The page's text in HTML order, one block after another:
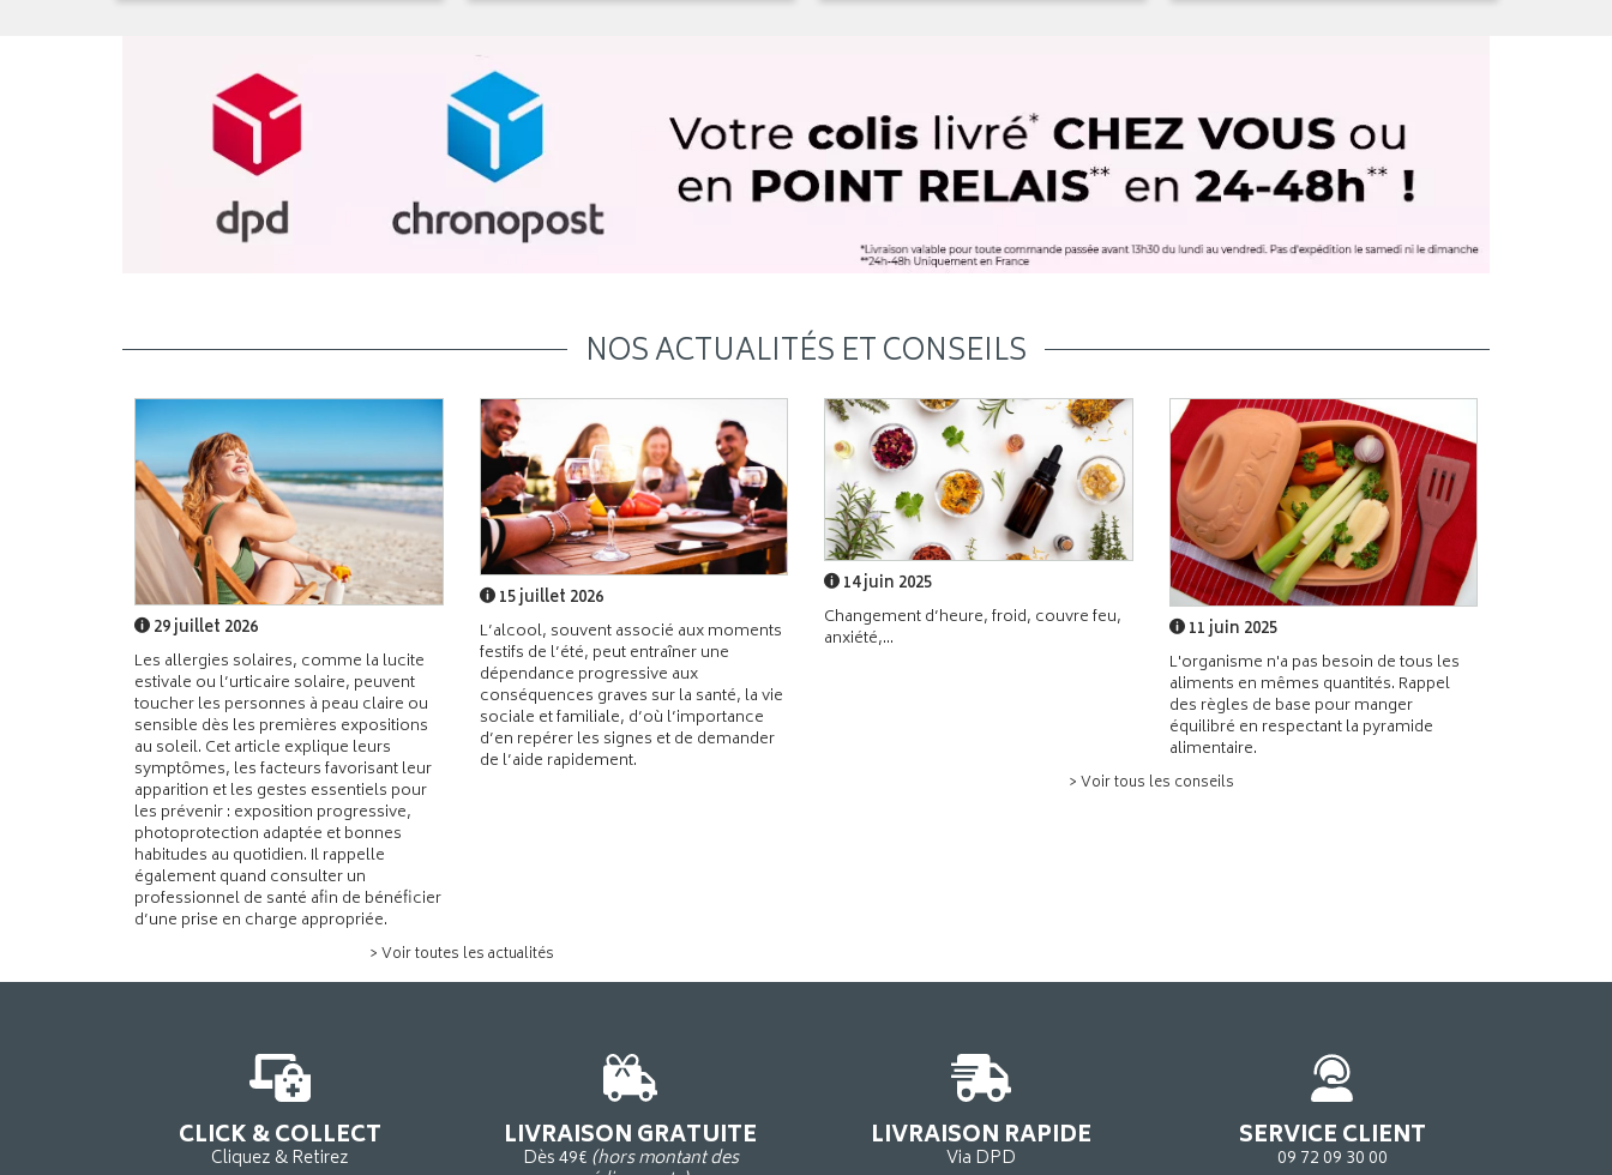
NOS ACTUALITÉS ET CONSEILS
29 juillet 2026
Les allergies solaires, comme la lucite
estivale ou l’urticaire solaire, peuvent
toucher les personnes à peau claire ou
sensible dès les premières expositions
au soleil. Cet article explique leurs
symptômes, les facteurs favorisant leur
apparition et les gestes essentiels pour
les prévenir : exposition progressive,
photoprotection adaptée et bonnes
habitudes au quotidien. Il rappelle
également quand consulter un
professionnel de santé afin de bénéficier
d’une prise en charge appropriée.
15 juillet 2026
L’alcool, souvent associé aux moments
festifs de l’été, peut entraîner une
dépendance progressive aux
conséquences graves sur la santé, la vie
sociale et familiale, d’où l’importance
d’en repérer les signes et de demander
de l’aide rapidement.
> Voir toutes les actualités
14 juin 2025
Changement d’heure, froid, couvre feu,
anxiété,...
11 juin 2025
L'organisme n'a pas besoin de tous les
aliments en mêmes quantités. Rappel
des règles de base pour manger
équilibré en respectant la pyramide
alimentaire.
> Voir tous les conseils
CLICK & COLLECT
Cliquez & Retirez
LIVRAISON GRATUITE
Dès 49€ (hors montant des
LIVRAISON RAPIDE
Via DPD
SERVICE CLIENT
09 72 09 30 00